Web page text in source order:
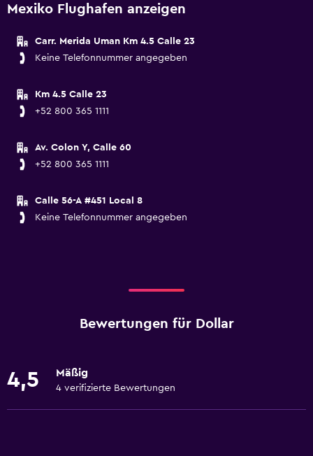
Mexiko Flughafen anzeigen
Carr. Merida Uman Km 4.5 Calle 23
Keine Telefonnummer angegeben
Km 4.5 Calle 23
+52 800 365 1111
Av. Colon Y, Calle 60
+52 800 365 1111
Calle 56-A #451 Local 8
Keine Telefonnummer angegeben
Bewertungen für Dollar
4,5 Mäßig
4 verifizierte Bewertungen